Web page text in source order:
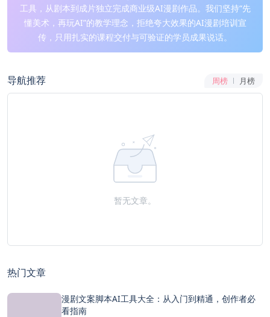
工具，从剧本到成片独立完成商业级AI漫剧作品。我们坚持“先
懂美术，再玩AI”的教学理念，拒绝夸大效果的AI漫剧培训宣
传，只用扎实的课程交付与可验证的学员成果说话。
导航推荐 周榜 月榜
暂无文章。
热门文章
漫剧文案脚本AI工具大全：从入门到精通，创作者必
看指南